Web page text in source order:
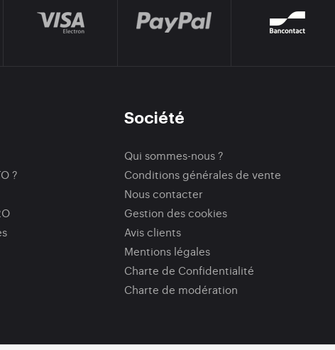
?
Société
Qui sommes-nous ?
Conditions générales de vente
Nous contacter
Gestion des cookies
Avis clients
Mentions légales
Charte de Confidentialité
Charte de modération